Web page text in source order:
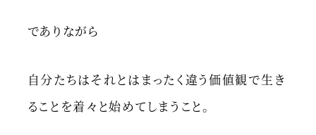
でありながら
自分たちはそれとはまったく違う価値観で生き
ることを着々と始めてしまうこと。